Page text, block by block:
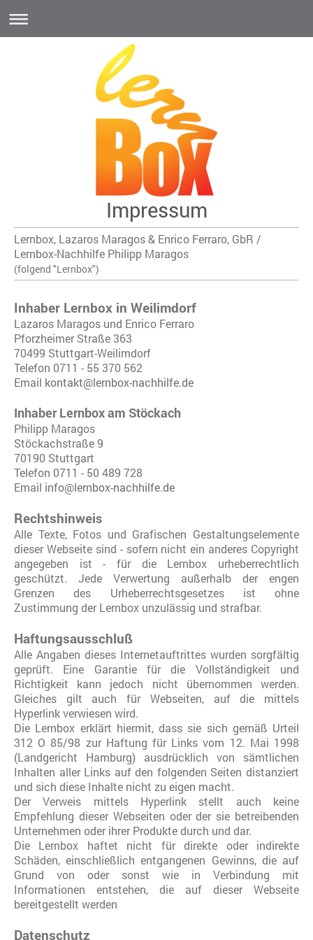
Impressum
Lernbox, Lazaros Maragos & Enrico Ferraro, GbR /
Lernbox-Nachhilfe Philipp Maragos
(folgend "Lernbox")
Inhaber Lernbox in Weilimdorf
Lazaros Maragos und Enrico Ferraro
Pforzheimer Straße 363
70499 Stuttgart-Weilimdorf
Telefon 0711 - 55 370 562
Email kontakt@lernbox-nachhilfe.de
Inhaber Lernbox am Stöckach
Philipp Maragos
Stöckachstraße 9
70190 Stuttgart
Telefon 0711 - 50 489 728
Email info@lernbox-nachhilfe.de
Rechtshinweis
Alle Texte, Fotos und Grafischen Gestaltungselemente
dieser Webseite sind - sofern nicht ein anderes Copyright
angegeben ist - für die Lernbox urheberrechtlich
geschützt. Jede Verwertung außerhalb der engen
Grenzen des Urheberrechtsgesetzes ist ohne
Zustimmung der Lernbox unzulässig und strafbar.
Haftungsausschluß
Alle Angaben dieses Internetauftrittes wurden sorgfältig
geprüft. Eine Garantie für die Vollständigkeit und
Richtigkeit kann jedoch nicht übernommen werden.
Gleiches gilt auch für Webseiten, auf die mittels
Hyperlink verwiesen wird.
Die Lernbox erklärt hiermit, dass sie sich gemäß Urteil
312 O 85/98 zur Haftung für Links vom 12. Mai 1998
(Landgericht Hamburg) ausdrücklich von sämtlichen
Inhalten aller Links auf den folgenden Seiten distanziert
und sich diese Inhalte nicht zu eigen macht.
Der Verweis mittels Hyperlink stellt auch keine
Empfehlung dieser Webseiten oder der sie betreibenden
Unternehmen oder ihrer Produkte durch und dar.
Die Lernbox haftet nicht für direkte oder indirekte
Schäden, einschließlich entgangenen Gewinns, die auf
Grund von oder sonst wie in Verbindung mit
Informationen entstehen, die auf dieser Webseite
bereitgestellt werden
Datenschutz